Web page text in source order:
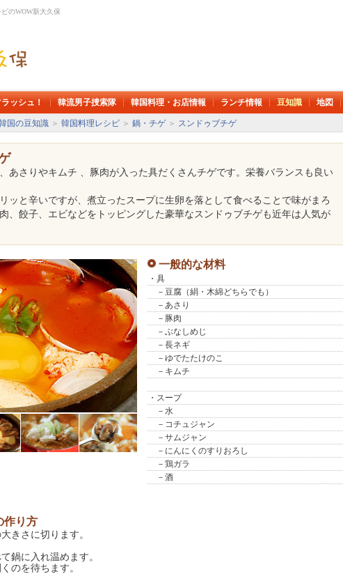
のWOW新大久保
ッシュ！ 韓流男子捜索隊 韓国料理・お店情報 ランチ情報 豆知識 地図
国の豆知識 ＞ 韓国料理レシピ ＞ 鍋・チゲ＞ スンドゥブチゲ
あさりやキムチ 、豚肉が入った具だくさんチゲです。栄養バランスも良い
ッと辛いですが、煮立ったスープに生卵を落として食べることで味がまろ
、餃子、エビなどをトッピングした豪華なスンドゥブチゲも近年は人気が
一般的な材料
・具
－豆腐（絹・木綿どちらでも）
－あさり
－豚肉
－ぶなしめじ
－長ネギ
－ゆでたたけのこ
－キムチ
・スープ
－水
－コチュジャン
－サムジャン
－にんにくのすりおろし
－鶏ガラ
－酒
作り方
きさに切ります。
鍋に入れ温めます。
のを待ちます。